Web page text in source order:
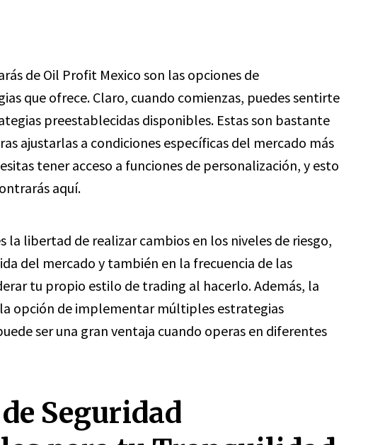
de Oil Profit Mexico son las opciones de
que ofrece. Claro, cuando comienzas, puedes sentirte
preestablecidas disponibles. Estas son bastante
ajustarlas a condiciones específicas del mercado más
tener acceso a funciones de personalización, y esto
aquí.
la libertad de realizar cambios en los niveles de riesgo,
del mercado y también en la frecuencia de las
tu propio estilo de trading al hacerlo. Además, la
opción de implementar múltiples estrategias
ser una gran ventaja cuando operas en diferentes
Seguridad